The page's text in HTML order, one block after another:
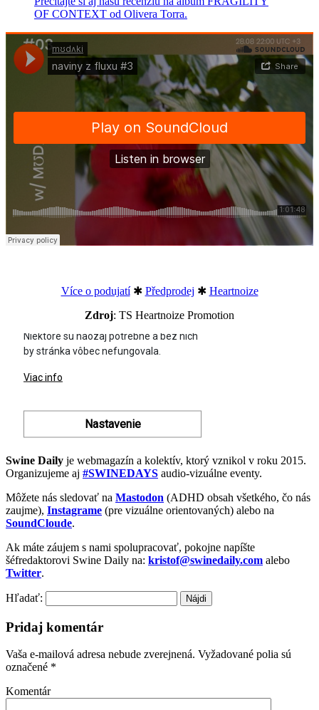
OF CONTEXT od Olivera Torra.
Více o podujatí✱ Předprodej ✱ Heartnoize
Zdroj: TS Heartnoize Promotion
Swine Daily je webmagazín a kolektív, ktorý vznikol v roku 2015.
Organizujeme aj #SWINEDAYS audio-vizuálne eventy.
Môžete nás sledovať na Mastodon (ADHD obsah všetkého, čo nás
zaujme), Instagrame (pre vizuálne orientovaných) alebo na
SoundCloude.
Ak máte záujem s nami spolupracovať, pokojne napíšte
šéfredaktorovi Swine Daily na: kristof@swinedaily.com alebo
Twitter.
Hľadať:
Pridaj komentár
Vaša e-mailová adresa nebude zverejnená. Vyžadované polia sú
označené *
Komentár